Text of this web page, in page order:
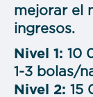
mejorar el
ingresos.
Nivel 1: 10
1-3 bolas/
Nivel 2: 15